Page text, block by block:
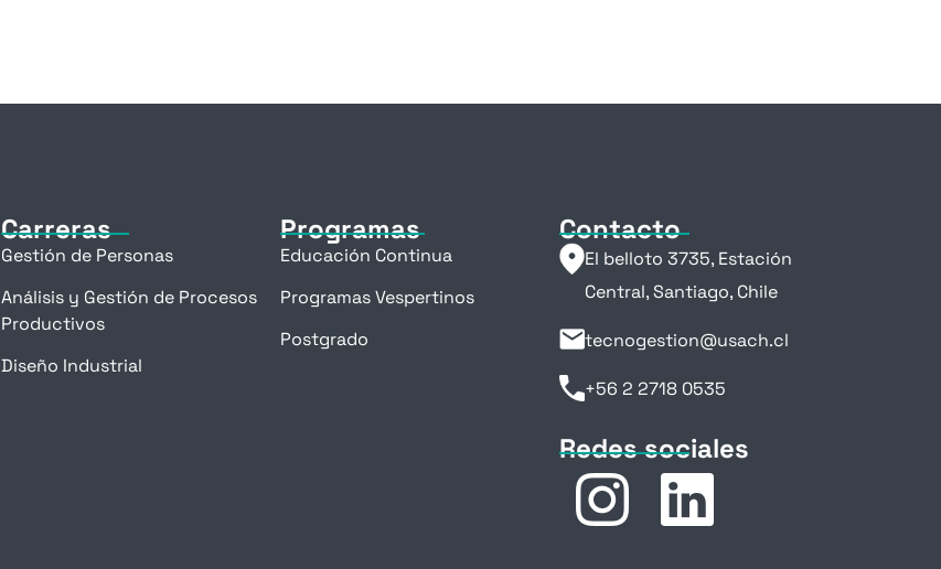
Carreras
Gestión de Personas
Análisis y Gestión de Procesos
Productivos
Diseño Industrial
Programas
Educación Continua
Programas Vespertinos
Postgrado
Contacto
El belloto 3735, Estación
Central, Santiago, Chile
tecnogestion@usach.cl
+56 2 2718 0535
Redes sociales